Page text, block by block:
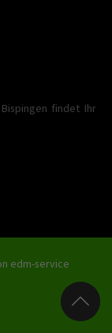
findet Ihr
edm-service